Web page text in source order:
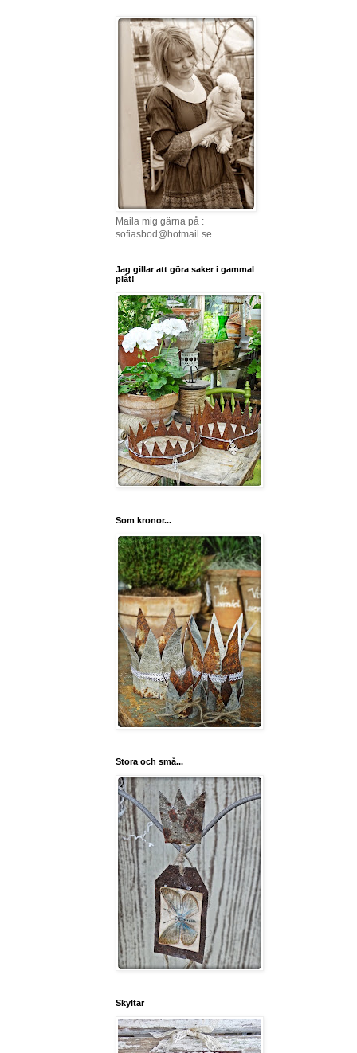
Maila mig gärna på :
sofiasbod@hotmail.se
Jag gillar att göra saker i gammal
plåt!
Som kronor...
Stora och små...
Skyltar